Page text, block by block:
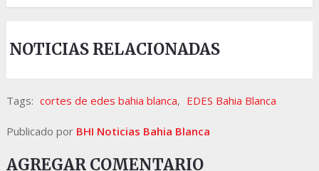
NOTICIAS RELACIONADAS
Tags: cortes de edes bahia blanca, EDES Bahia Blanca
Publicado por BHI Noticias Bahia Blanca
AGREGAR COMENTARIO